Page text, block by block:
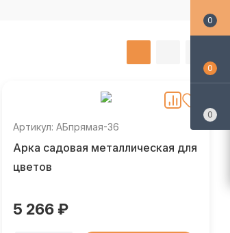
Артикул: АБпрямая-36
Арка садовая металлическая для
цветов
5 266 ₽
0
0
0